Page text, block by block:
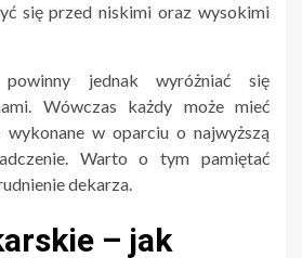
się przed niskimi oraz wysokimi
powinny jednak wyróżniać się
Wówczas każdy może mieć
wykonane w oparciu o najwyższą
Warto o tym pamiętać
dekarza.
– jak